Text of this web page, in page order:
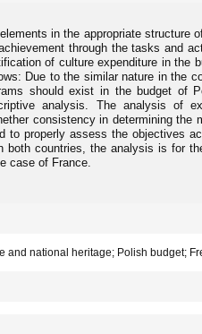
in the appropriate structure
through the tasks and
of culture expenditure in the
Due to the similar nature in the
should exist in the budget of
analysis. The analysis of
consistency in determining the
to properly assess the objectives
both countries, the analysis is for
case of France.
and national heritage; Polish budget;